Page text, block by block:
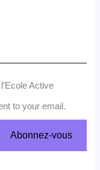
Active
to your email.
Abonnez-vous